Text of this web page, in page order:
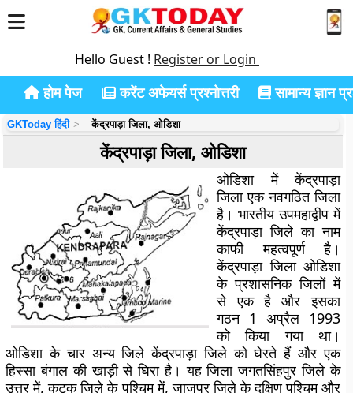
Hello Guest ! Register or Login
होम पेज करेंट अफेयर्स प्रश्नोत्तरी सामान्य ज्ञान
GKToday हिंदी केंद्रपाड़ा जिला, ओडिशा
केंद्रपाड़ा जिला, ओडिशा
ओडिशा में केंद्रपाड़ा
जिला एक नवगठित जिला
है। भारतीय उपमहाद्वीप में
केंद्रपाड़ा जिले का नाम
काफी महत्वपूर्ण है।
केंद्रपाड़ा जिला ओडिशा
के प्रशासनिक जिलों में
से एक है और इसका
गठन 1 अप्रैल 1993
को किया गया था।
ओडिशा के चार अन्य जिले केंद्रपाड़ा जिले को घेरते हैं और एक
हिस्सा बंगाल की खाड़ी से घिरा है। यह जिला जगतसिंहपुर जिले के
उत्तर में, कटक जिले के पश्चिम में, जाजपुर जिले के दक्षिण पश्चिम और